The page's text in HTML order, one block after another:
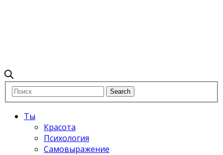
Ты
Красота
Психология
Самовыражение